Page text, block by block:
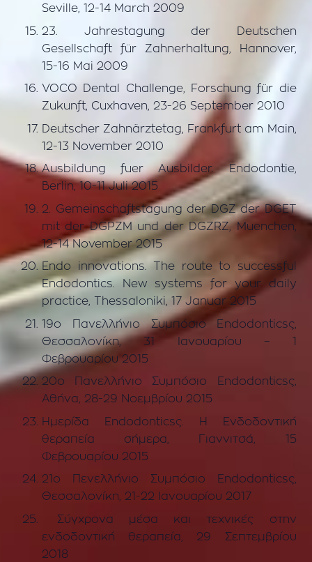
Seville, 12-14 March 2009
23. Jahrestagung der Deutschen
Gesellschaft für Zahnerhaltung, Hannover,
15-16 Mai 2009
VOCO Dental Challenge, Forschung für die
Zukunft, Cuxhaven, 23-26 September 2010
Deutscher Zahnärztetag, Frankfurt am Main,
12-13 November 2010
Ausbildung fuer Ausbilder. Endodontie,
Berlin, 10-11 Juli 2015
2. Gemeinschaftstagung der DGZ der DGET
mit der DGPZM und der DGZRZ, Muenchen,
12-14 November 2015
Endo innovations. The route to successful
Endodontics. New systems for your daily
practice, Thessaloniki, 17 Januar 2015
19ο Πανελλήνιο Συμπόσιο Endodonticsς,
Θεσσαλονίκη, 31 Ιανουαρίου – 1
Φεβρουαρίου 2015
20ο Πανελλήνιο Συμπόσιο Endodonticsς,
Αθήνα, 28-29 Νοεμβρίου 2015
Ημερίδα Endodonticsς. Η Ενδοδοντική
θεραπεία σήμερα, Γιαννιτσά, 15
Φεβρουαρίου 2015
21ο Πενελλήνιο Συμπόσιο Endodonticsς,
Θεσσαλονίκη, 21-22 Ιανουαρίου 2017
Σύγχρονα μέσα και τεχνικές στην
ενδοδοντική θεραπεία, 29 Σεπτεμβρίου
2018